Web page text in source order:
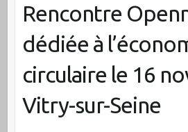
Rencontre
dédiée à
circulaire le 16
Vitry-sur-Seine